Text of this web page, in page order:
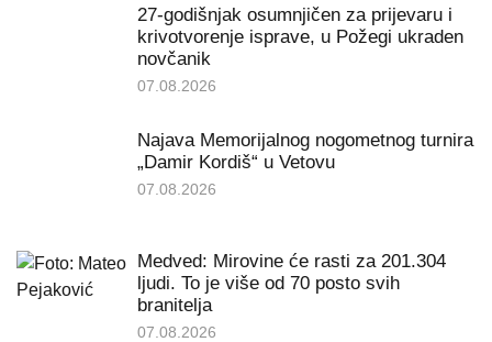
27-godišnjak osumnjičen za prijevaru i
krivotvorenje isprave, u Požegi ukraden
novčanik
07.08.2026
Najava Memorijalnog nogometnog turnira
„Damir Kordiš“ u Vetovu
07.08.2026
Medved: Mirovine će rasti za 201.304
ljudi. To je više od 70 posto svih
branitelja
07.08.2026